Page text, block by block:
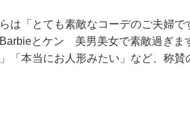
は「とても素敵なコーデのご夫婦
Barbieとケン 美男美女で素敵過ぎま
「本当にお人形みたい」など、称賛